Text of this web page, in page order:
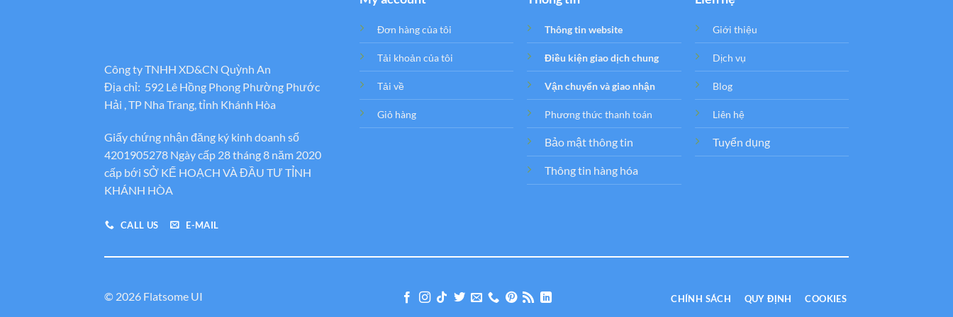
Công ty TNHH XD&CN Quỳnh An
Địa chỉ: 592 Lê Hồng Phong Phường Phước
Hải , TP Nha Trang, tỉnh Khánh Hòa
Giấy chứng nhận đăng ký kinh doanh số
4201905278 Ngày cấp 28 tháng 8 năm 2020
cấp bới SỞ KẾ HOẠCH VÀ ĐẦU TƯ TỈNH
KHÁNH HÒA
CALL US E-MAIL
Đơn hàng của tôi
Tải khoản của tôi
Tải về
Giỏ hàng
Thông tin website
Điều kiện giao dịch chung
Vận chuyển và giao nhận
Phương thức thanh toán
Bảo mật thông tin
Thông tin hàng hóa
Giới thiệu
Dịch vụ
Blog
Liên hệ
Tuyển dụng
© 2026 Flatsome UI CHÍNH SÁCH QUY ĐỊNH COOKIES